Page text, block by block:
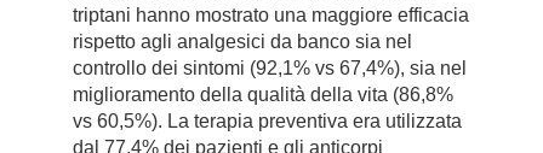
triptani hanno mostrato una maggiore efficacia
rispetto agli analgesici da banco sia nel
controllo dei sintomi (92,1% vs 67,4%), sia nel
miglioramento della qualità della vita (86,8%
vs 60,5%). La terapia preventiva era utilizzata
dal 77,4% dei pazienti e gli anticorpi